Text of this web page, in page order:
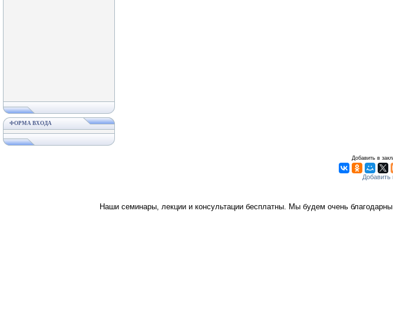
ФОРМА ВХОДА
Добавить в
Наши семинары, лекции и консультации бесплатны. Мы будем очень